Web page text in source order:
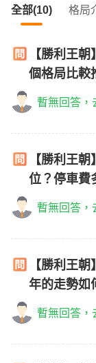
全部(10) 格局
【勝利王
個格局比較
暫無回答，
【勝利王
位？停車費
暫無回答，
【勝利王
年的走勢如
暫無回答，